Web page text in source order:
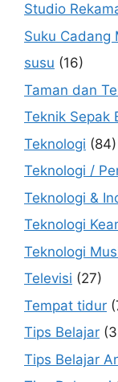
Studio
Suku Cadang
susu (16)
Taman dan
Teknik Sepak
Teknologi (84)
Teknologi /
Teknologi &
Teknologi
Teknologi
Televisi (27)
Tempat tidur
Tips Belajar
Tips Belajar